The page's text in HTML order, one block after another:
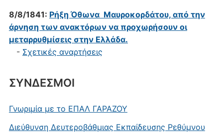
8/8/1841: Ρήξη Όθωνα  Μαυροκορδάτου, από την
άρνηση των ανακτόρων να προχωρήσουν οι
μεταρρυθμίσεις στην Ελλάδα.
- Σχετικές αναρτήσεις
ΣΥΝΔΕΣΜΟΙ
Γνωριμία με το ΕΠΑΛ ΓΑΡΑΖΟΥ
Διεύθυνση Δευτεροβάθμιας Εκπαίδευσης Ρεθύμνου